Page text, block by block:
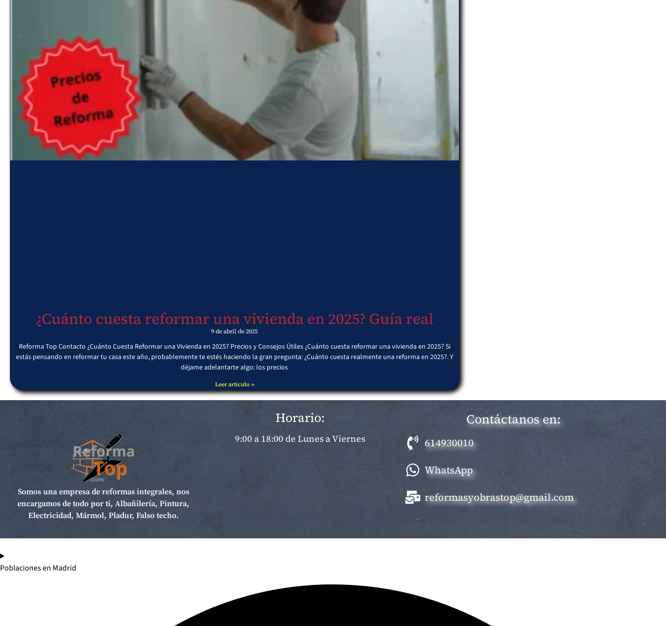
¿Cuánto cuesta reformar una vivienda en 2025? Guía real
9 de abril de 2025
Reforma Top Contacto ¿Cuánto Cuesta Reformar una Vivienda en 2025? Precios y Consejos Útiles ¿Cuánto cuesta reformar una vivienda en 2025? Si
estás pensando en reformar tu casa este año, probablemente te estés haciendo la gran pregunta: ¿Cuánto cuesta realmente una reforma en 2025?. Y
déjame adelantarte algo: los precios
Leer articulo »
Somos una empresa de reformas integrales, nos
encargamos de todo por ti, Albañilería, Pintura,
Electricidad, Mármol, Pladur, Falso techo.
Horario:
9:00 a 18:00 de Lunes a Viernes
Contáctanos en:
614930010
WhatsApp
reformasyobrastop@gmail.com
Poblaciones en Madrid